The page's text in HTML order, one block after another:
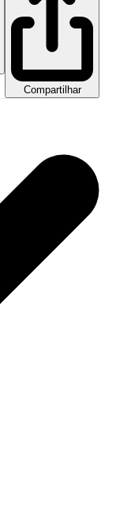
Compartilhar